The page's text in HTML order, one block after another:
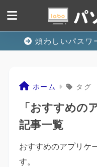
煩わしいパスワ
ホーム タグ
「おすすめの
記事一覧
おすすめのアプリケ
す。